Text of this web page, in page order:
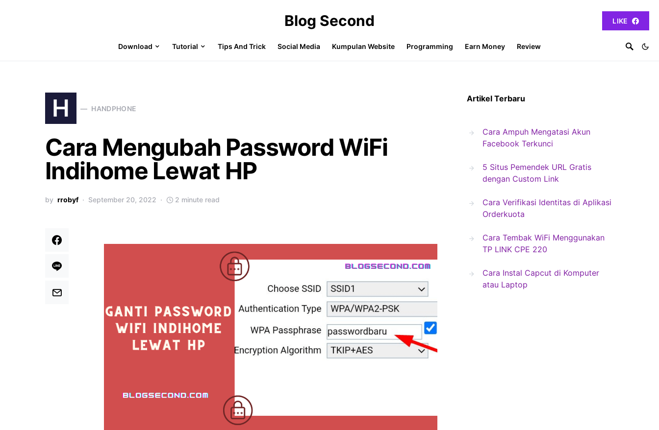
Blog Second LIKE
Download Tutorial Tips And Trick Social Media Kumpulan Website Programming Earn Money Review
H HANDPHONE
Cara Mengubah Password WiFi
Indihome Lewat HP
by rrobyf September 20, 2022 2 minute read
Artikel Terbaru
Cara Ampuh Mengatasi Akun
Facebook Terkunci
5 Situs Pemendek URL Gratis
dengan Custom Link
Cara Verifikasi Identitas di Aplikasi
Orderkuota
Cara Tembak WiFi Menggunakan
TP LINK CPE 220
Cara Instal Capcut di Komputer
atau Laptop